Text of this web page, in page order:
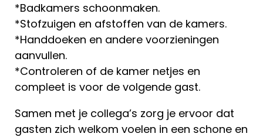
*Badkamers schoonmaken.
*Stofzuigen en afstoffen van de kamers.
*Handdoeken en andere voorzieningen
aanvullen.
*Controleren of de kamer netjes en
compleet is voor de volgende gast.
Samen met je collega’s zorg je ervoor dat
gasten zich welkom voelen in een schone en